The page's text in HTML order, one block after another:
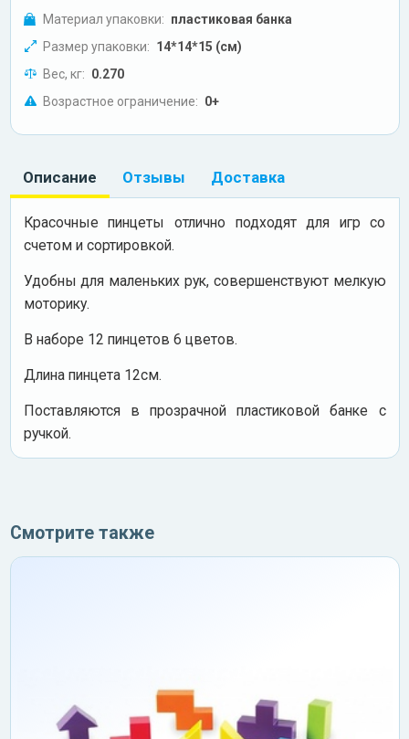
Материал упаковки: пластиковая банка
Размер упаковки: 14*14*15 (см)
Вес, кг: 0.270
Возрастное ограничение: 0+
Описание Отзывы Доставка
Красочные пинцеты отлично подходят для игр со
счетом и сортировкой.
Удобны для маленьких рук, совершенствуют мелкую
моторику.
В наборе 12 пинцетов 6 цветов.
Длина пинцета 12см.
Поставляются в прозрачной пластиковой банке с
ручкой.
Смотрите также